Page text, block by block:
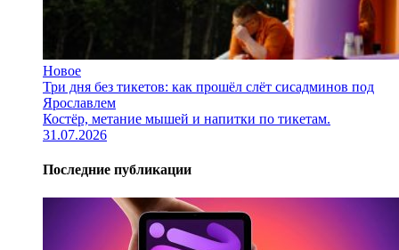
Новое
Три дня без тикетов: как прошёл слёт сисадминов под
Ярославлем
Костёр, метание мышей и напитки по тикетам.
31.07.2026
Последние публикации